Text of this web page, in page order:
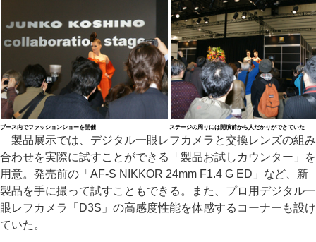
ブース内でファッションショーを開催 ステージの周りには開演前から人だかりができていた
製品展示では、デジタル一眼レフカメラと交換レンズの組み
合わせを実際に試すことができる「製品お試しカウンター」を
用意。発売前の「AF-S NIKKOR 24mm F1.4 G ED」など、新
製品を手に撮って試すこともできる。また、プロ用デジタル一
眼レフカメラ「D3S」の高感度性能を体感するコーナーも設け
ていた。